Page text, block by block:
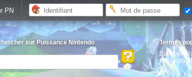
sur Puissance Nintendo
Termes
Splatoon
Nintendo
PN